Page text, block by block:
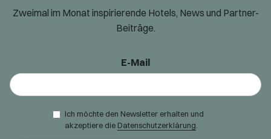
Zweimal im Monat inspirierende Hotels, News und Partner-
Beiträge.
E-Mail
Ich möchte den Newsletter erhalten und
akzeptiere die Datenschutzerklärung